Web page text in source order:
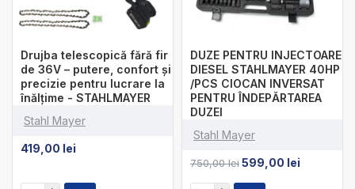
Stahl Mayer
Drujba telescopică fără fir
de 36V – putere, confort și
precizie pentru lucrare la
înălțime - STAHLMAYER
419,00 lei
Stahl Mayer
DUZE PENTRU INJECTOARE
DIESEL STAHLMAYER 40HP
/PCS CIOCAN INVERSAT
PENTRU ÎNDEPĂRTAREA
DUZEI
750,00 lei599,00 lei